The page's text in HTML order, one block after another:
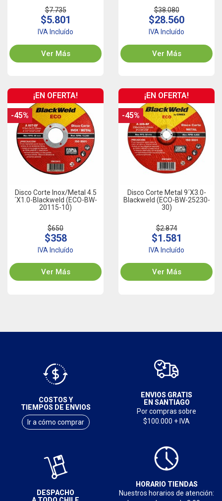
$7.735
$5.801
IVA Incluído
Ver Más
$38.080
$28.560
IVA Incluído
Ver Más
Disco Corte Inox/Metal 4.5
´x1.0-Blackweld (ECO-BW-
20115-10)
$650
$358
IVA Incluído
Ver Más
¡EN OFERTA!
-45%
Disco Corte Metal 9´x3.0-
Blackweld (ECO-BW-25230-
30)
$2.874
$1.581
IVA Incluído
Ver Más
¡EN OFERTA!
-45%
COSTOS Y
TIEMPOS DE ENVIOS
Ir a cómo comprar
ENVIOS GRATIS
EN SANTIAGO
Por compras sobre
$100.000 + IVA
DESPACHO
HORARIO TIENDAS
Nuestros horarios de atención: